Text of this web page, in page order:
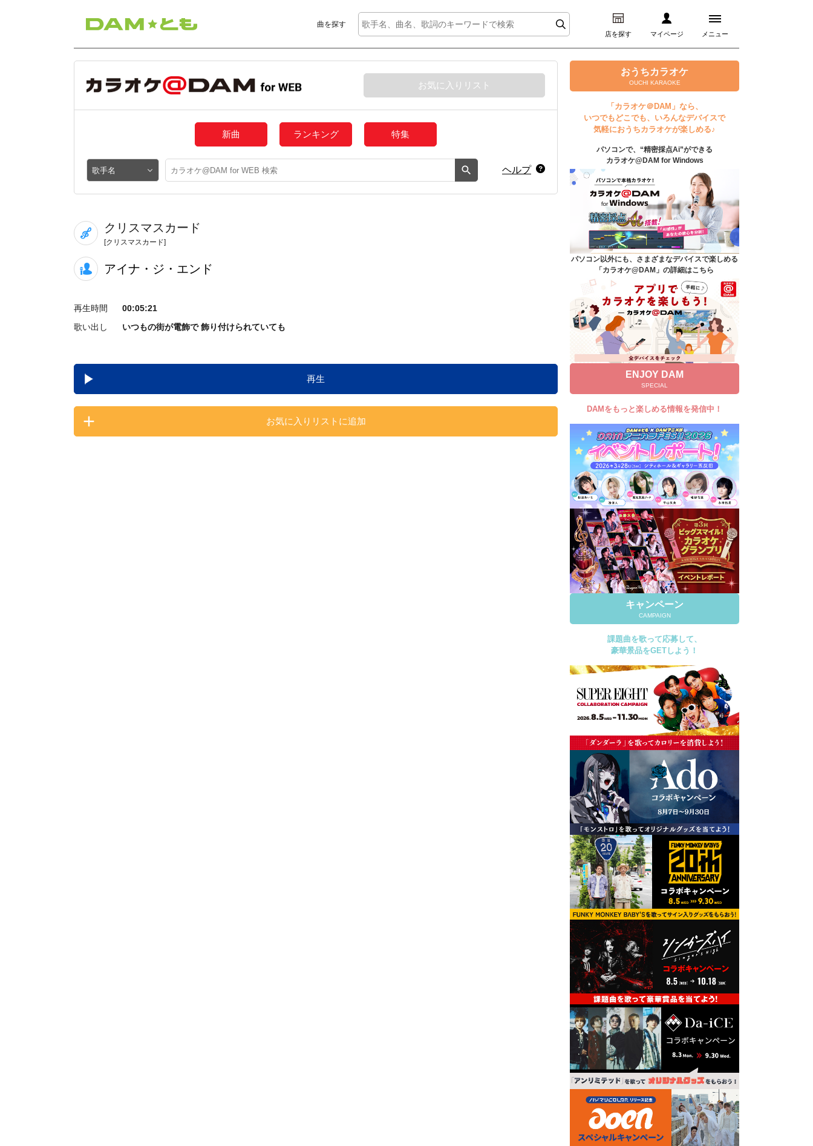
曲を探す
店を探す マイページ メニュー
ログイン
マイページ
プレミアムサービス
DAM★とも動画
DAM★とも録音
カラオケ＠DAM
ユーザー検索
キャンペーン
よくあるご質問
DAMの新曲・ランキングなど
カラオケ最新情報をチェック！
自宅でカラオケ歌い放題！
家族や友達と一緒に！練習にも！
お気に入りリスト
新曲 ランキング 特集
ヘルプ
クリスマスカード
[クリスマスカード]
アイナ・ジ・エンド
再生時間
00:05:21
歌い出し
いつもの街が電飾で 飾り付けられていても
再生
お気に入りリストに追加
おうちカラオケ
OUCHI KARAOKE
「カラオケ＠DAM」なら、
いつでもどこでも、いろんなデバイスで
気軽におうちカラオケが楽しめる♪
パソコンで、“精密採点Ai”ができる
カラオケ@DAM for Windows
パソコン以外にも、さまざまなデバイスで楽しめる
「カラオケ@DAM」の詳細はこちら
ENJOY DAM
SPECIAL
DAMをもっと楽しめる情報を発信中！
キャンペーン
CAMPAIGN
課題曲を歌って応募して、
豪華景品をGETしよう！